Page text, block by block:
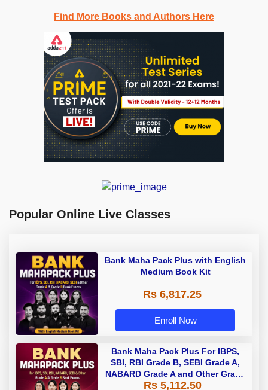
Find More Books and Authors Here
Popular Online Live Classes
Bank Maha Pack Plus with English
Medium Book Kit
Rs 6,817.25
Enroll Now
Bank Maha Pack Plus For IBPS,
SBI, RBI Grade B, SEBI Grade A,
NABARD Grade A and Other Grade
A & Grade B Bank Exams
Rs 5,112.50